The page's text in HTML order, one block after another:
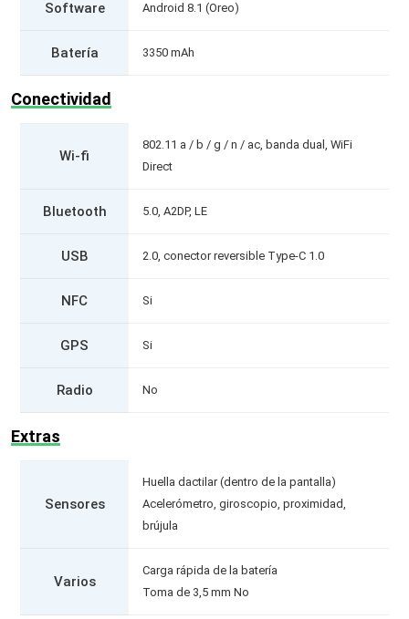
Software Android 8.1 (Oreo)
Batería 3350 mAh
Conectividad
Wi-fi
802.11 a / b / g / n / ac, banda dual, WiFi
Direct
Bluetooth 5.0, A2DP, LE
USB 2.0, conector reversible Type-C 1.0
NFC Si
GPS Si
Radio No
Extras
Sensores
Huella dactilar (dentro de la pantalla)
Acelerómetro, giroscopio, proximidad,
brújula
Varios
Carga rápida de la batería
Toma de 3,5 mm No